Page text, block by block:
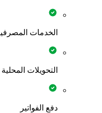
الخدمات
التحويلات
دفع الفواتير